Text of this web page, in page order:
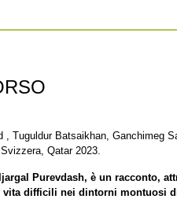
Tuguldur Batsaikhan, Ganchimeg
Qatar 2023.
Purevdash, è un racconto,
difficili nei dintorni montuosi